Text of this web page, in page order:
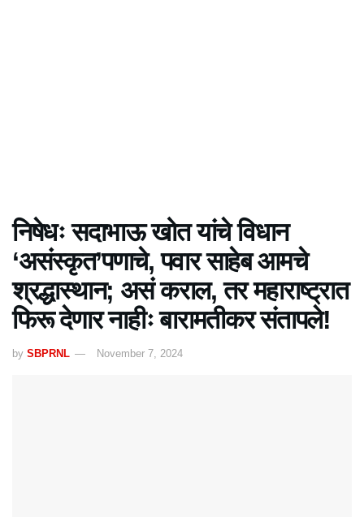
निषेधः सदाभाऊ खोत यांचे विधान
‘असंस्कृत’पणाचे, पवार साहेब आमचे
श्रद्धास्थान; असं कराल, तर महाराष्ट्रात
फिरू देणार नाहीः बारामतीकर संतापले!
by SBPRNL November 7, 2024